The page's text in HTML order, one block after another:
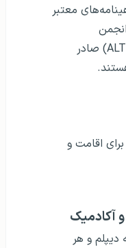
معتبر
آزمون‌دهندگان زبان (ALTE) صادر
اقامت و
و آکادمیک
و هر